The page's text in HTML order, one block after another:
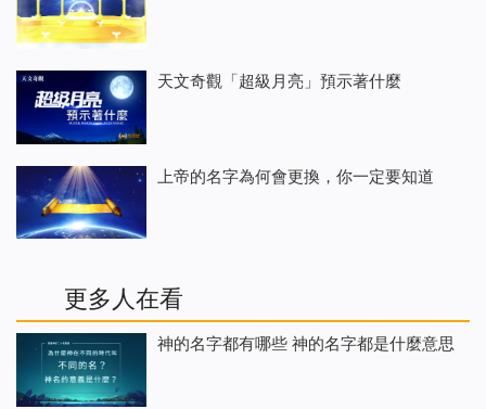
天文奇觀「超級月亮」預示著什麼
上帝的名字為何會更換，你一定要知道
更多人在看
神的名字都有哪些 神的名字都是什麼意思